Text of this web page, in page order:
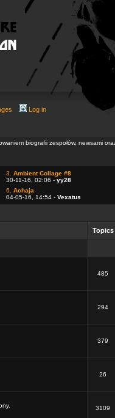
Log in
biografii zespołów, newsami
3. Ambient Collage #8
30-11-16, 02:06 - yy28
6. Achaja
04-05-16, 14:54 - Vexatus
Topics
485
294
379
26
3109